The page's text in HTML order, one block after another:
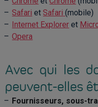
Safari et Safari (mobile)
Internet Explorer et
Opera
Avec qui les
peuvent-elles
Fournisseurs, sous-